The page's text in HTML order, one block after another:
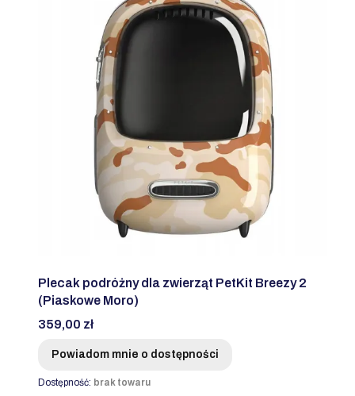
Plecak podróżny dla zwierząt PetKit Breezy 2
(Piaskowe Moro)
Cena
359,00 zł
Powiadom mnie o dostępności
Dostępność: brak towaru